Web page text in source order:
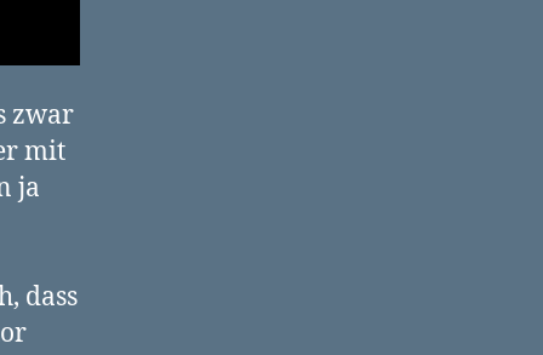
zwar
mit
ja
dass